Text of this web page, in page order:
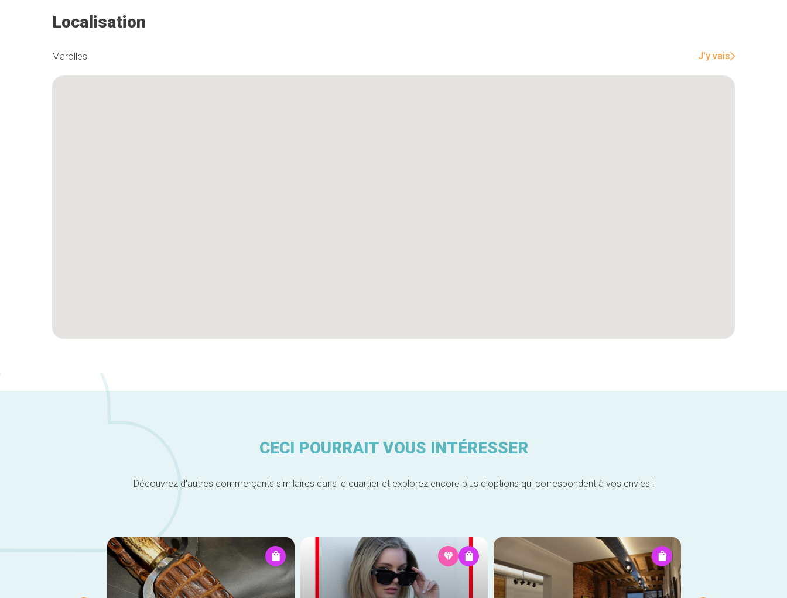
Localisation
Marolles J'y vais
CECI POURRAIT VOUS INTÉRESSER
Découvrez d'autres commerçants similaires dans le quartier et explorez encore plus d'options qui correspondent à vos envies !